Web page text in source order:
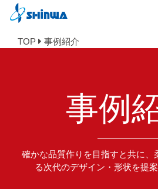
TOP 事例紹介
事例
確かな品質作りを目指すと共に、
る次代のデザイン・形状を提